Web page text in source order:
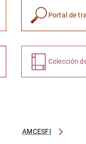
Portal de
Colección
AMCESFI